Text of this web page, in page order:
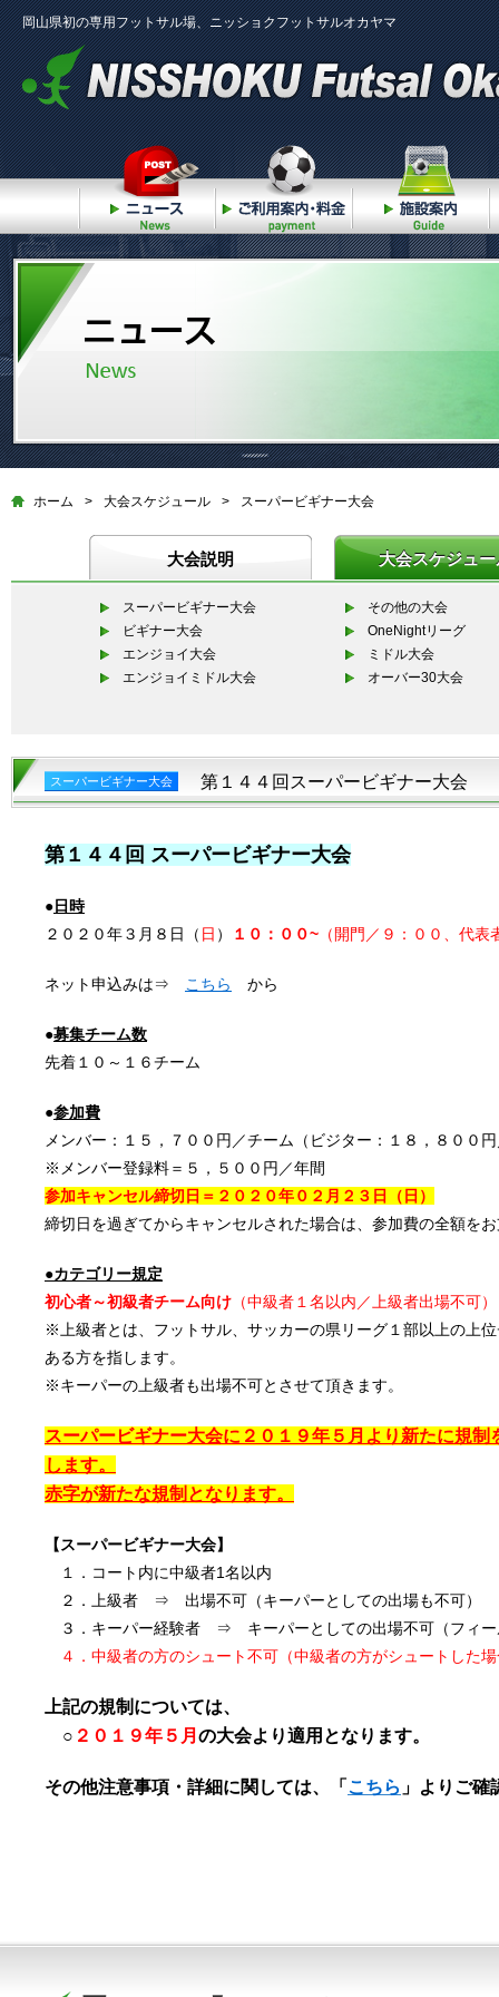
岡山県初の専用フットサル場、ニッショクフットサルオカヤマ
ニュース ご利用案内・料金
ホーム > 大会スケジュール > スーパービギナー大会
大会説明 大会スケジュー
スーパービギナー大会
ビギナー大会
エンジョイ大会
エンジョイミドル大会
その他の大会
OneNightリーグ
ミドル大会
オーバー30大会
スーパービギナー大会 第１４４回スーパービギナー大会
第１４４ 回 スーパービギナー大会
●日時
２０２０年３月８日（ 日 ） １０：００~ （開門／９：００、代
ネット申込みは⇒ こちら から
●募集チーム数
先着１０～１６チーム
●参加費
メンバー：１５，７００円／チーム（ビジター：１８，８００
※メンバー登録料＝５，５００円／年間
参加キャンセル締切日＝２０２０年０２ 月２３ 日
（日）
締切日を過ぎてからキャンセルされた場合は、参加費の全額を
●カテゴリー規定
初心者～初級者チーム向け （中級者１名以内／上級者出場不可）
※上級者とは、フットサル、サッカーの県リーグ１部以上の上
ある方を指します。
※キーパーの上級者も出場不可とさせて頂きます。
スーパービギナー大会に ２０１９年５月より新たに規
します。
赤字が新たな規制となります。
【スーパービギナー大会】
１．コート内に中級者1名以内
２．上級者 ⇒ 出場不可（キーパーとしての出場も不可）
３．キーパー経験者 ⇒ キーパーとしての出場不可（フィー
４．中級者の方のシュート不可（中級者の方がシュートした
上記の規制については、
○ ２０１９年５月 の大会より適用となります。
その他注意事項・詳細に関しては、「 こちら 」よりご確